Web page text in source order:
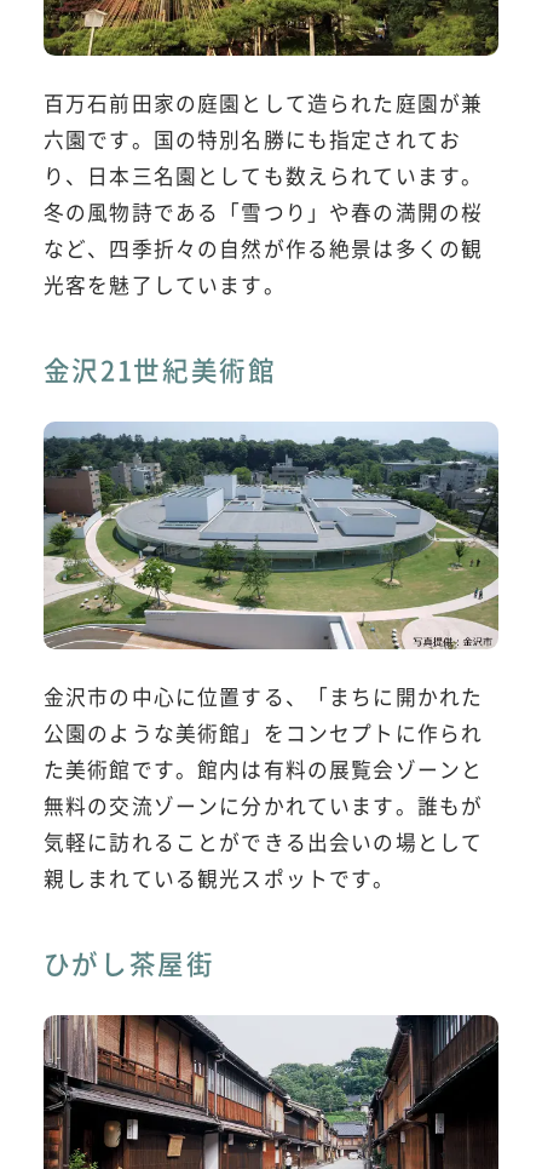
百万石前田家の庭園として造られた庭園が兼
六園です。国の特別名勝にも指定されてお
り、日本三名園としても数えられています。
冬の風物詩である「雪つり」や春の満開の桜
など、四季折々の自然が作る絶景は多くの観
光客を魅了しています。
金沢21世紀美術館
金沢市の中心に位置する、「まちに開かれた
公園のような美術館」をコンセプトに作られ
た美術館です。館内は有料の展覧会ゾーンと
無料の交流ゾーンに分かれています。誰もが
気軽に訪れることができる出会いの場として
親しまれている観光スポットです。
ひがし茶屋街